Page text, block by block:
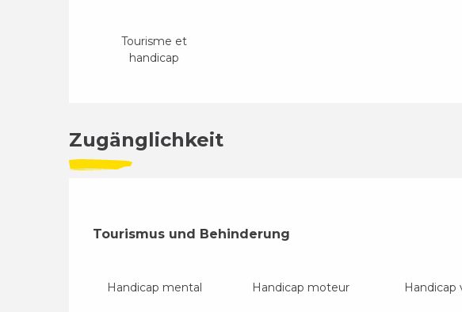
Tourisme et
handicap
Zugänglichkeit
Tourismus und Behinderung
Tourismus und Behinderung
Handicap mental Handicap moteur Handicap